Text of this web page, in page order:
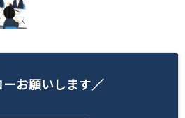
ーお願いします／